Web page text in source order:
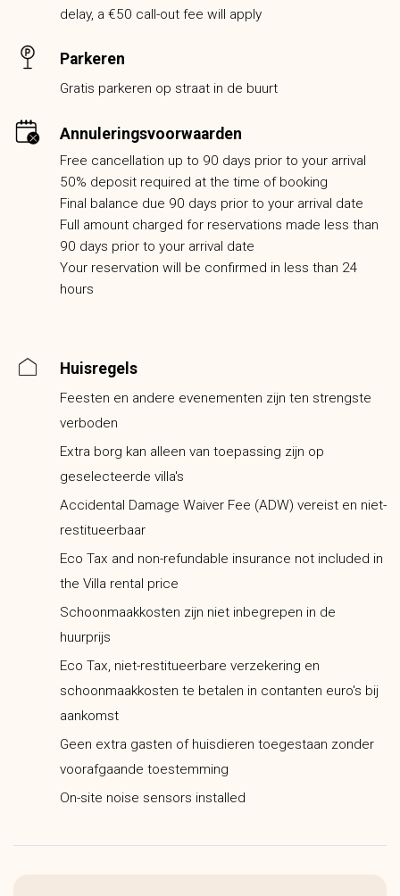
delay, a €50 call-out fee will apply
Parkeren
Gratis parkeren op straat in de buurt
Annuleringsvoorwaarden
Free cancellation up to 90 days prior to your arrival
50% deposit required at the time of booking
Final balance due 90 days prior to your arrival date
Full amount charged for reservations made less than
90 days prior to your arrival date
Your reservation will be confirmed in less than 24
hours
Huisregels
Feesten en andere evenementen zijn ten strengste
verboden
Extra borg kan alleen van toepassing zijn op
geselecteerde villa's
Accidental Damage Waiver Fee (ADW) vereist en niet-
restitueerbaar
Eco Tax and non-refundable insurance not included in
the Villa rental price
Schoonmaakkosten zijn niet inbegrepen in de
huurprijs
Eco Tax, niet-restitueerbare verzekering en
schoonmaakkosten te betalen in contanten euro's bij
aankomst
Geen extra gasten of huisdieren toegestaan zonder
voorafgaande toestemming
On-site noise sensors installed